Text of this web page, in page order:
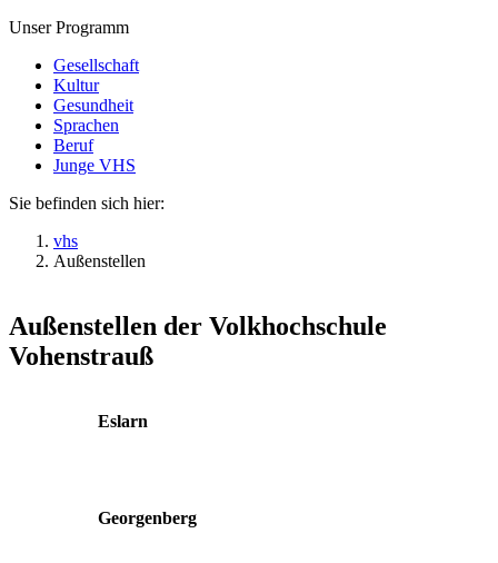
Unser Programm
Gesellschaft
Kultur
Gesundheit
Sprachen
Beruf
Junge VHS
Sie befinden sich hier:
vhs
Außenstellen
Außenstellen der Volkhochschule
Vohenstrauß
Eslarn
Georgenberg